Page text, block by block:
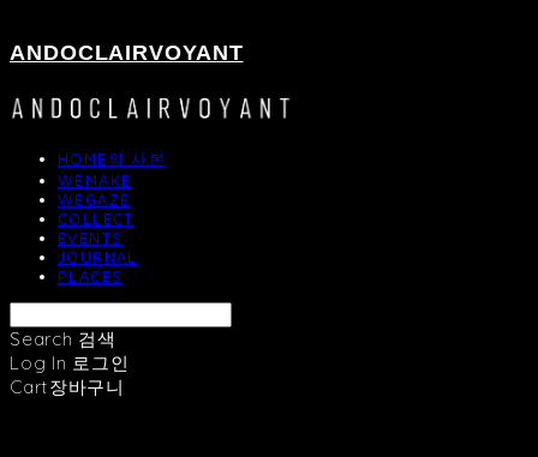
ANDOCLAIRVOYANT
HOME의 사본
WEMAKE
WEGAZE
COLLECT
EVENTS
JOURNAL
PLACES
Search 검색
Log In 로그인
Cart장바구니